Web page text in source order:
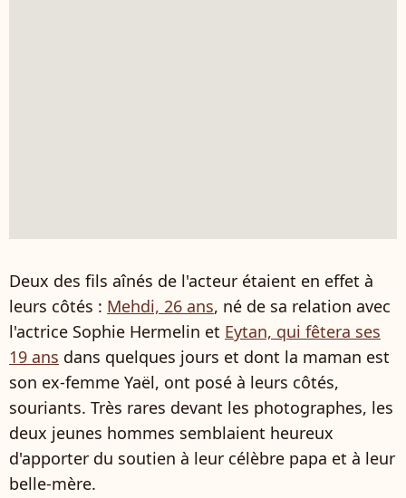
Deux des fils aînés de l'acteur étaient en effet à
leurs côtés : Mehdi, 26 ans, né de sa relation avec
l'actrice Sophie Hermelin et Eytan, qui fêtera ses
19 ans dans quelques jours et dont la maman est
son ex-femme Yaël, ont posé à leurs côtés,
souriants. Très rares devant les photographes, les
deux jeunes hommes semblaient heureux
d'apporter du soutien à leur célèbre papa et à leur
belle-mère.